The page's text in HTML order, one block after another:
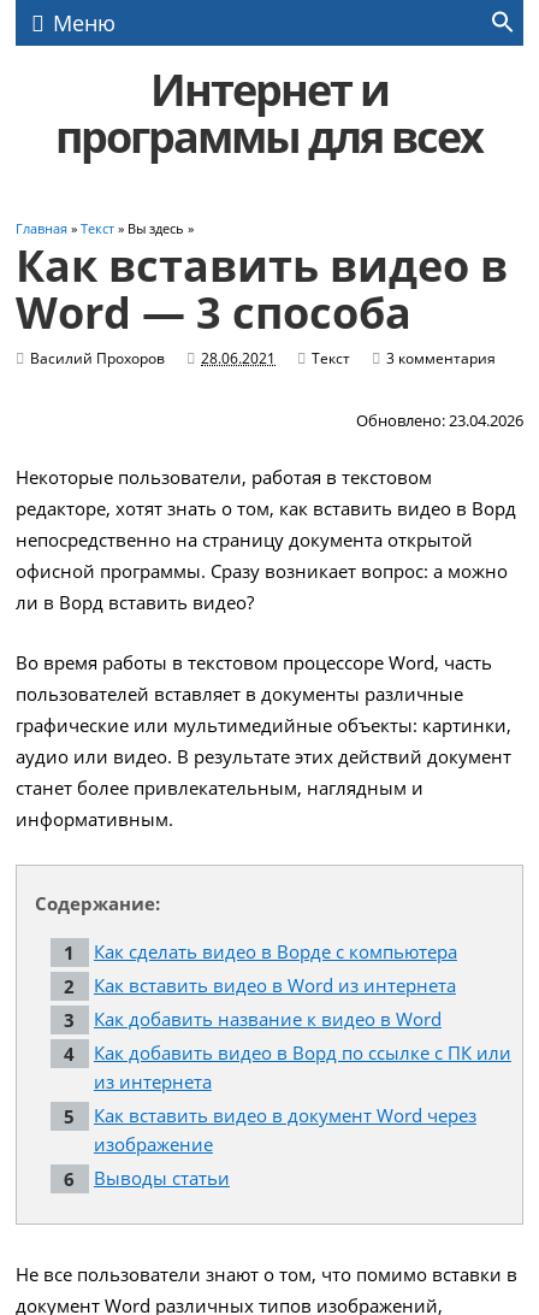
Меню
Интернет и
программы для всех
Главная »Текст » Вы здесь »
Как вставить видео в
Word — 3 способа
Василий Прохоров 28.06.2021 Текст 3 комментария
Обновлено: 23.04.2026
Некоторые пользователи, работая в текстовом
редакторе, хотят знать о том, как вставить видео в Ворд
непосредственно на страницу документа открытой
офисной программы. Сразу возникает вопрос: а можно
ли в Ворд вставить видео?
Во время работы в текстовом процессоре Word, часть
пользователей вставляет в документы различные
графические или мультимедийные объекты: картинки,
аудио или видео. В результате этих действий документ
станет более привлекательным, наглядным и
информативным.
Содержание:
Как сделать видео в Ворде с компьютера
Как вставить видео в Word из интернета
Как добавить название к видео в Word
Как добавить видео в Ворд по ссылке с ПК или
из интернета
Как вставить видео в документ Word через
изображение
Выводы статьи
Не все пользователи знают о том, что помимо вставки в
документ Word различных типов изображений,